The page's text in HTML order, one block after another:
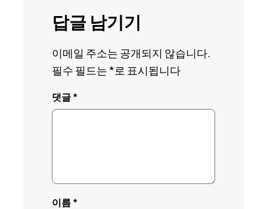
답글 남기기
이메일 주소는 공개되지 않습니다.
필수 필드는 *로 표시됩니다
댓글*
이름*